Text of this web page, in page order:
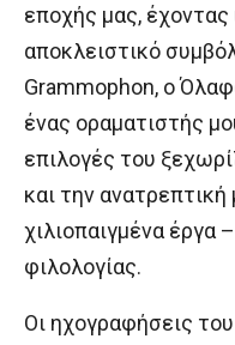
εποχής μας,
αποκλειστικό
Grammophon, ο
ένας οραματιστής
επιλογές του
και την ανατρεπτική
χιλιοπαιγμένα έργα
φιλολογίας.
Οι ηχογραφήσεις